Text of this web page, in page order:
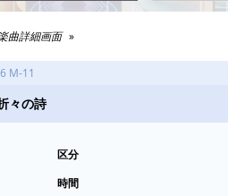
曲詳細画面
M-11
々の詩
区分
時間